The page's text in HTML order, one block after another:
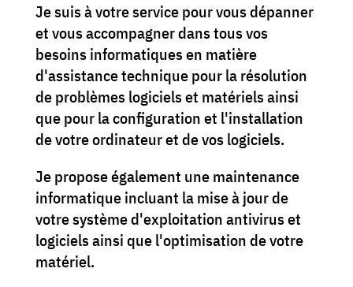
Je suis à votre service pour vous dépanner
et vous accompagner dans tous vos
besoins informatiques en matière
d'assistance technique pour la résolution
de problèmes logiciels et matériels ainsi
que pour la configuration et l'installation
de votre ordinateur et de vos logiciels.
Je propose également une maintenance
informatique incluant la mise à jour de
votre système d'exploitation antivirus et
logiciels ainsi que l'optimisation de votre
matériel.